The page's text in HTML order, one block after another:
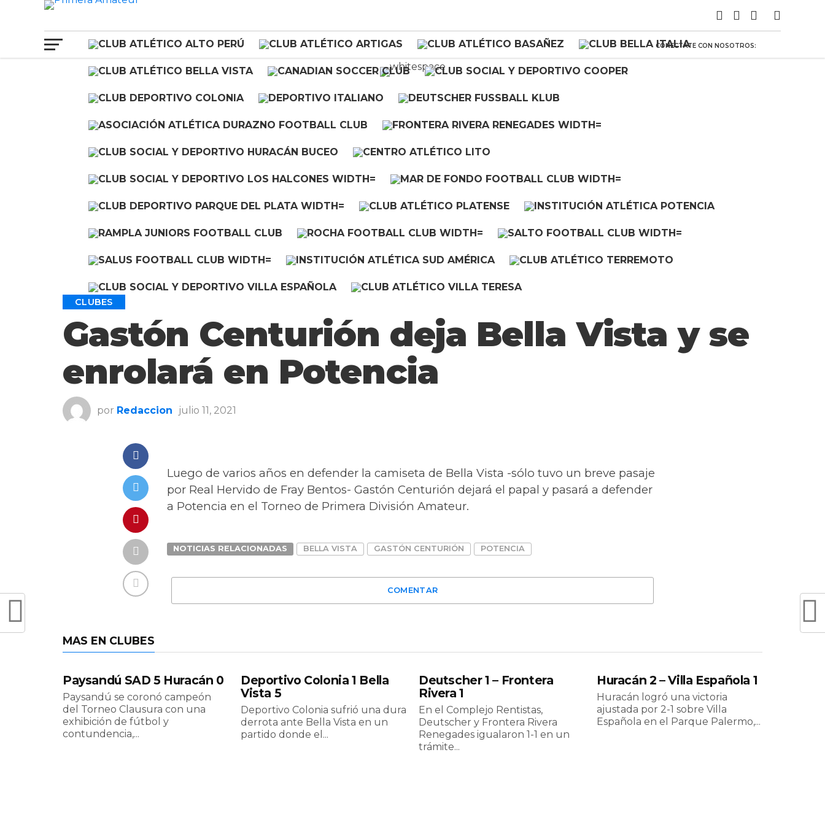
CONECTATE CON NOSOTROS:
CLUBES
Gastón Centurión deja Bella Vista y se
enrolará en Potencia
por Redaccion julio 11, 2021
Luego de varios años en defender la camiseta de Bella Vista -sólo tuvo un breve pasaje
por Real Hervido de Fray Bentos- Gastón Centurión dejará el papal y pasará a defender
a Potencia en el Torneo de Primera División Amateur.
NOTICIAS RELACIONADAS BELLA VISTA GASTÓN CENTURIÓN POTENCIA
COMENTAR
MAS EN CLUBES
Paysandú SAD 5 Huracán 0
Paysandú se coronó campeón
del Torneo Clausura con una
exhibición de fútbol y
contundencia,...
Deportivo Colonia 1 Bella
Vista 5
Deportivo Colonia sufrió una dura
derrota ante Bella Vista en un
partido donde el...
Deutscher 1 – Frontera
Rivera 1
En el Complejo Rentistas,
Deutscher y Frontera Rivera
Renegades igualaron 1-1 en un
trámite...
Huracán 2 – Villa Española 1
Huracán logró una victoria
ajustada por 2-1 sobre Villa
Española en el Parque Palermo,...